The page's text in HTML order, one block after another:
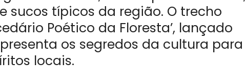
sucos típicos da região. O trecho
Poético da Floresta’, lançado
os segredos da cultura para
locais.